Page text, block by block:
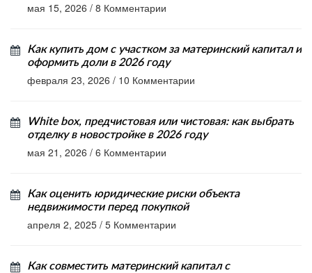
мая 15, 2026 / 8 Комментарии
Как купить дом с участком за материнский капитал и
оформить доли в 2026 году
февраля 23, 2026 / 10 Комментарии
White box, предчистовая или чистовая: как выбрать
отделку в новостройке в 2026 году
мая 21, 2026 / 6 Комментарии
Как оценить юридические риски объекта
недвижимости перед покупкой
апреля 2, 2025 / 5 Комментарии
Как совместить материнский капитал с